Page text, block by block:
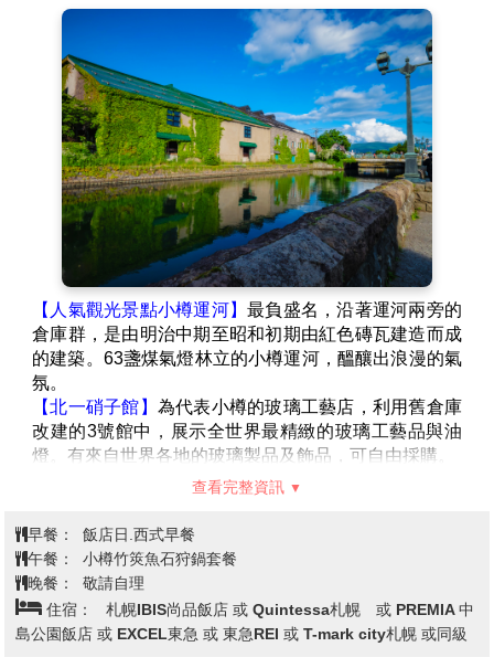
【時計台】
札幌的象徵符號之一「時計台」，是西元
1878年舊札幌農校的演武場，是樓高兩層的木造西式洋
館，塔上的時鐘是美國製造的，至今還能聽到響亮的鐘
聲：其內部為札幌「歷史館」，展示有關札幌市的歷史
資料。
【舊道廳】北海道市政府的所在地。
【大通公園】位於札幌的中心部位，是寬105公尺，全
長共1.5公里的超大綠色活動空間，園內有噴水池、紀念
碑、文學盃等裝飾物。此公園四季綻放美麗的花卉，冬
天則以照明的彩燈裝飾著。
【人氣觀光景點小樽運河】最負盛名，沿著運河兩旁的
倉庫群，是由明治中期至昭和初期由紅色磚瓦建造而成
的建築。63盞煤氣燈林立的小樽運河，醞釀出浪漫的氣
氛。
【北一硝子館】 為代表小樽的玻璃工藝店，利用舊倉庫
改建的3號館中，展示全世界最精緻的玻璃工藝品與油
燈。有來自世界各地的玻璃製品及飾品，可自由採購。
陳列展示及販賣由世界各國收集、共
極具收藏價值的洋娃娃音樂盒以及自動演奏的音樂盒
等，都是相當有紀念價值與收藏價值的音樂盒。目前在
市面上幾乎看不到的傳統型音樂盒，都可以在此看的
到。
【田中酒造-龜甲藏】 酒造所在的三棟倉庫建築物，舊稱
查看完整資訊
早餐：
飯店日.西式早餐
午餐：
小樽竹筴魚石狩鍋套餐
晚餐：
敬請自理
住宿：
札幌IBIS尚品飯店 或 Quintessa札幌 或 PREMIA 中
島公園飯店 或 EXCEL東急 或 東急REI 或 T-mark city札幌 或同級